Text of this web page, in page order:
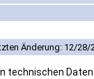
Änderung: 12/28/
technischen